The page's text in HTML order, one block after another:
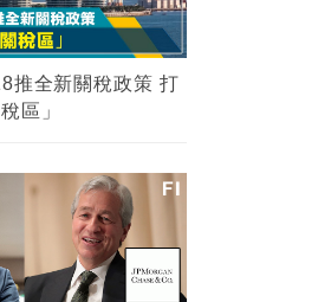
推全新關稅政策 打
區」